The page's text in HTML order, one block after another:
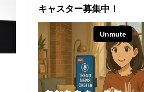
キャスター募集中！